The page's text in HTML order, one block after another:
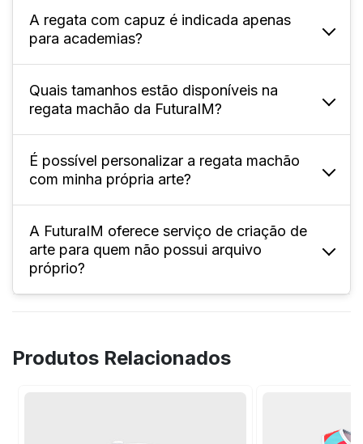
A FuturaIM oferece tamanhos adulto (P ao
XG) e infantil; confira especificamente na
página do produto.
A regata com capuz é indicada apenas
para academias?
Não, pode ser usada em colégios, eventos
esportivos, times, interclasses, festas e uso
casual.
Quais tamanhos estão disponíveis na
regata machão da FuturaIM?
Oferecemos tamanhos variados,
normalmente do P ao XL4, permitindo
pedidos que atendam diferentes perfis e
necessidades.
É possível personalizar a regata machão
com minha própria arte?
Sim! Você pode enviar seu arquivo
personalizado, seguindo as instruções de
sangria, corte e área de segurança do
gabarito disponível no site.
A FuturaIM oferece serviço de criação de
arte para quem não possui arquivo
próprio?
sua ideia, tornando o processo prático e
Produtos Relacionados